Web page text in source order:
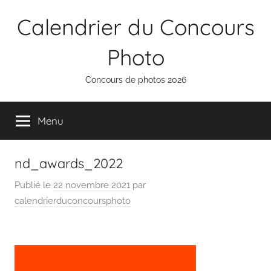
Calendrier du Concours
Photo
Concours de photos 2026
Menu
nd_awards_2022
Publié le 22 novembre 2021 par
calendrierduconcoursphoto